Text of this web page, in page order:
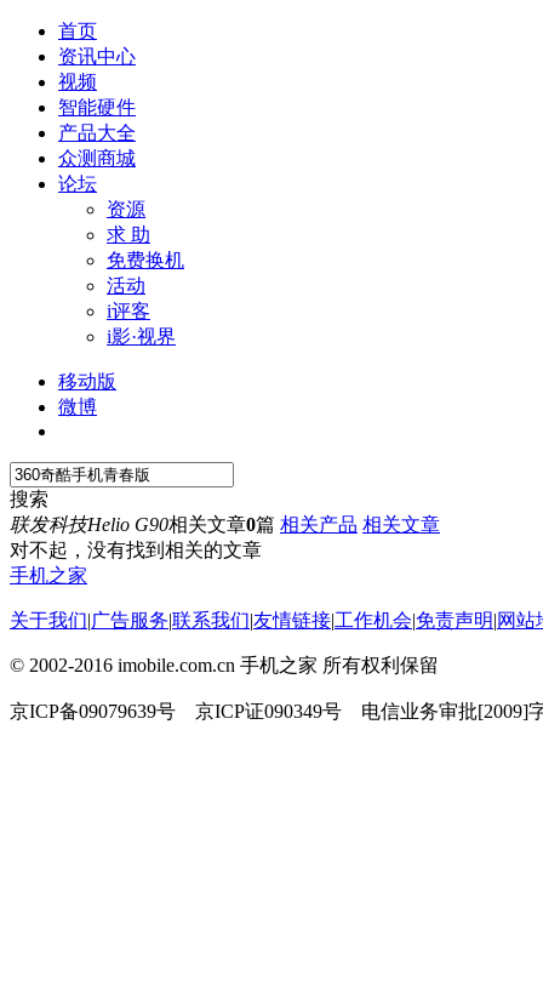
首页
资讯中心
视频
智能硬件
产品大全
众测商城
论坛
资源
求 助
免费换机
活动
i评客
i影·视界
移动版
微博
搜索
联发科技Helio G90相关文章0篇 相关产品 相关文章
对不起，没有找到相关的文章
手机之家
关于我们|广告服务|联系我们|友情链接|工作机会|免责声明|网站
© 2002-2016 imobile.com.cn 手机之家 所有权利保留
京ICP备09079639号 京ICP证090349号 电信业务审批[2009]